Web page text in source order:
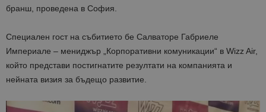
бранш, проведена в София.
Специален гост на събитието бе Салваторе Габриеле
Империале – мениджър „Корпоративни комуникации“ в Wizz Air,
който представи постигнатите резултати на компанията и
нейната визия за бъдещо развитие.